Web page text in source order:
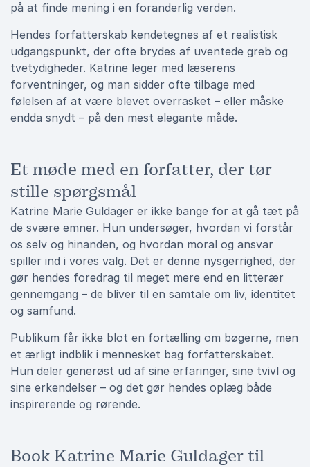
på at finde mening i en foranderlig verden.
Hendes forfatterskab kendetegnes af et realistisk
udgangspunkt, der ofte brydes af uventede greb og
tvetydigheder. Katrine leger med læserens
forventninger, og man sidder ofte tilbage med
følelsen af at være blevet overrasket – eller måske
endda snydt – på den mest elegante måde.
Et møde med en forfatter, der tør
stille spørgsmål
Katrine Marie Guldager er ikke bange for at gå tæt på
de svære emner. Hun undersøger, hvordan vi forstår
os selv og hinanden, og hvordan moral og ansvar
spiller ind i vores valg. Det er denne nysgerrighed, der
gør hendes foredrag til meget mere end en litterær
gennemgang – de bliver til en samtale om liv, identitet
og samfund.
Publikum får ikke blot en fortælling om bøgerne, men
et ærligt indblik i mennesket bag forfatterskabet.
Hun deler generøst ud af sine erfaringer, sine tvivl og
sine erkendelser – og det gør hendes oplæg både
inspirerende og rørende.
Book Katrine Marie Guldager til